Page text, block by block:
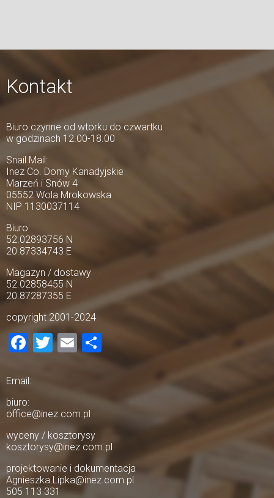
Kontakt
Biuro czynne od wtorku do czwartku
w godzinach 12.00-18.00
Snail Mail:
Inez Co. Domy Kanadyjskie
Marzeń i Snów 4
05552 Wola Mrokowska
NIP 1130037114
Biuro
52.02893756 N
20.87334743 E
Magazyn / dostawy
52.02858455 N
20.87287355 E
copyright 2001-2024
Facebook
Twitter
Email
Share
Email:
biuro:
office@inez.com.pl
wyceny / kosztorysy
kosztorysy@inez.com.pl
projektowanie i dokumentacja
Agnieszka.Lipka@inez.com.pl
505 113 331